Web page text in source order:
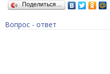
Поделиться…
Вопрос - ответ